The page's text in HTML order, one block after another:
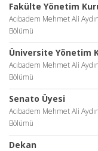
Fakülte Yönetim
Acıbadem Mehmet Ali
Bölümü
Üniversite Yönetim
Acıbadem Mehmet Ali
Bölümü
Senato Üyesi
Acıbadem Mehmet Ali
Bölümü
Dekan